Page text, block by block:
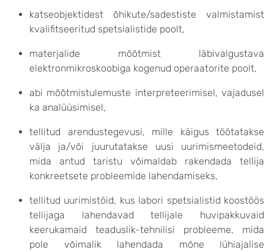
katseobjektidest õhikute/sadestiste valmistamist
kvalifitseeritud spetsialistide poolt,
materjalide mõõtmist läbivalgustava
elektronmikroskoobiga kogenud operaatorite poolt,
abi mõõtmistulemuste interpreteerimisel, vajadusel
ka analüüsimisel,
tellitud arendustegevusi, mille käigus töötatakse
välja ja/või juurutatakse uusi uurimismeetodeid,
mida antud taristu võimaldab rakendada tellija
konkreetsete probleemide lahendamiseks,
tellitud uurimistöid, kus labori spetsialistid koostöös
tellijaga lahendavad tellijale huvipakkuvaid
keerukamaid teaduslik-tehnilisi probleeme, mida
pole võimalik lahendada mõne lühiajalise